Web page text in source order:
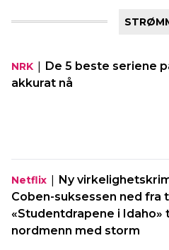
NRK | De 5 beste seriene
akkurat nå
Netflix | Ny
Coben-suksessen ned fra
«Studentdrapene i Idaho»
nordmenn med storm